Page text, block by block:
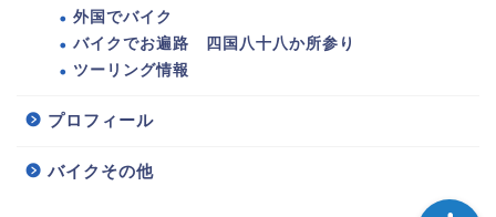
外国でバイク
バイクでお遍路 四国八十八か所参り
ツーリング情報
プロフィール
バイクその他
ウエアと装備